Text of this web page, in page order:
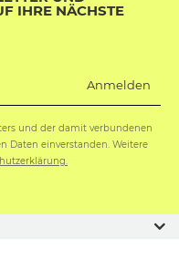
IHRE NÄCHSTE
Anmelden
und der damit verbundenen
Daten einverstanden. Weitere